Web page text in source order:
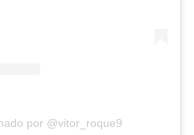
por @vitor_roque9